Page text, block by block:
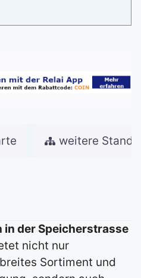
weitere
in der Speicherstrasse
nicht nur
Sortiment und